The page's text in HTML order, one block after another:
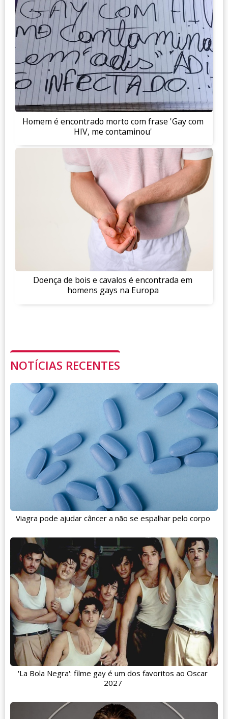
Homem é encontrado morto com frase 'Gay com
HIV, me contaminou'
Doença de bois e cavalos é encontrada em
homens gays na Europa
NOTÍCIAS RECENTES
Viagra pode ajudar câncer a não se espalhar pelo corpo
'La Bola Negra': filme gay é um dos favoritos ao Oscar
2027